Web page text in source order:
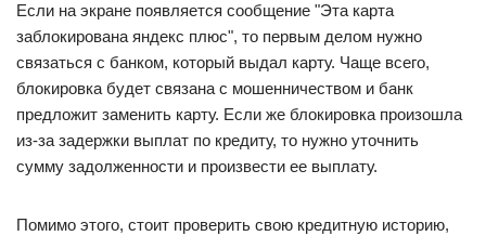
Если на экране появляется сообщение "Эта карта
заблокирована яндекс плюс", то первым делом нужно
связаться с банком, который выдал карту. Чаще всего,
блокировка будет связана с мошенничеством и банк
предложит заменить карту. Если же блокировка произошла
из-за задержки выплат по кредиту, то нужно уточнить
сумму задолженности и произвести ее выплату.
Помимо этого, стоит проверить свою кредитную историю,